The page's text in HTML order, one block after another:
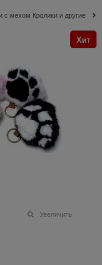
с мехом Кролики и другие
Хит
Увеличить